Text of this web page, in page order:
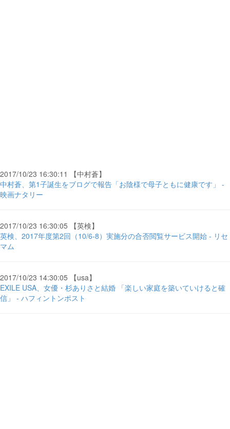
2017/10/23 16:30:11 【中村蒼】
中村蒼、第1子誕生をブログで報告「お陰様で母子ともに健康です」 -
映画ナタリー
2017/10/23 16:30:05 【英検】
英検、2017年度第2回（10/6-8）実施分の合否閲覧サービス開始 - リセ
マム
2017/10/23 14:30:05 【usa】
EXILE USA、女優・杉ありさと結婚 「楽しい家庭を築いていけると確
信」 - ハフィントンポスト